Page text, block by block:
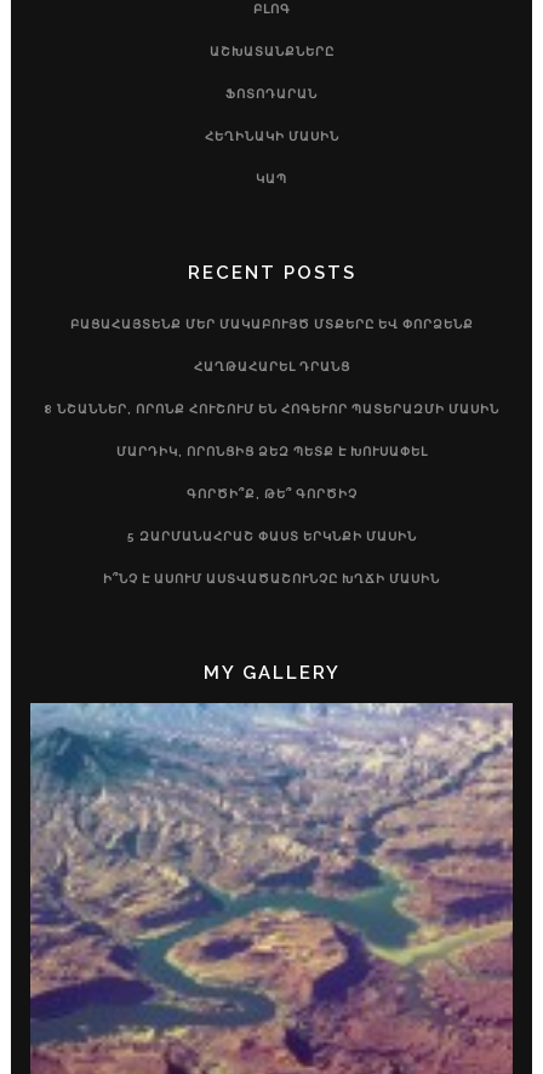
ԲԼՈԳ
ԱՇԽԱՏԱՆՔՆԵՐԸ
ՖՈՏՈԴԱՐԱՆ
ՀԵՂԻՆԱԿԻ ՄԱՍԻՆ
ԿԱՊ
RECENT POSTS
ԲԱՑԱՀԱՅՏԵՆՔ ՄԵՐ ՄԱԿԱԲՈՒՅԾ ՄՏՔԵՐԸ ԵՎ ՓՈՐՁԵՆՔ
ՀԱՂԹԱՀԱՐԵԼ ԴՐԱՆՑ
8 ՆՇԱՆՆԵՐ, ՈՐՈՆՔ ՀՈՒՇՈՒՄ ԵՆ ՀՈԳԵՒՈՐ ՊԱՏԵՐԱԶՄԻ ՄԱՍԻՆ
ՄԱՐԴԻԿ, ՈՐՈՆՑԻՑ ՁԵԶ ՊԵՏՔ Է ԽՈՒՍԱՓԵԼ
ԳՈՐԾԻ՞Ք, ԹԵ՞ ԳՈՐԾԻՉ
5 ԶԱՐՄԱՆԱՀՐԱՇ ՓԱՍՏ ԵՐԿՆՔԻ ՄԱՍԻՆ
Ի՞ՆՉ Է ԱՍՈՒՄ ԱՍՏՎԱԾԱՇՈՒՆՉԸ ԽՂՃԻ ՄԱՍԻՆ
MY GALLERY